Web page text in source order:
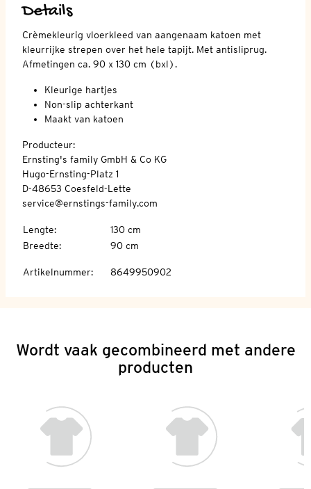
Details
Crèmekleurig vloerkleed van aangenaam katoen met
kleurrijke strepen over het hele tapijt. Met antisliprug.
Afmetingen ca. 90 x 130 cm (bxl).
Kleurige hartjes
Non-slip achterkant
Maakt van katoen
Producteur:
Ernsting's family GmbH & Co KG
Hugo-Ernsting-Platz 1
D-48653 Coesfeld-Lette
service@ernstings-family.com
Lengte:
130 cm
Breedte: 90 cm
Artikelnummer: 8649950902
Wordt vaak gecombineerd met andere
producten